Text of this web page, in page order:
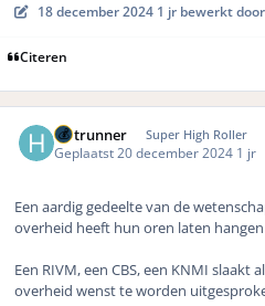
18 december 2024 1 jr bewerkt
Citeren
Hotrunner Super High Roller
Geplaatst 20 december 2024 1 jr
Een aardig gedeelte van de
overheid heeft hun oren laten
Een RIVM, een CBS, een KNMI slaakt
overheid wenst te worden